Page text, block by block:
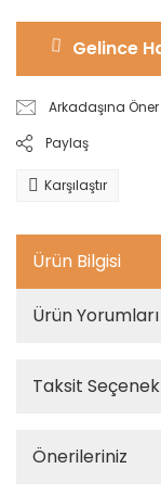
Gelince
Arkadaşına Öner
Paylaş
Karşılaştır
Ürün Bilgisi
Ürün Yorumları
Taksit
Önerileriniz